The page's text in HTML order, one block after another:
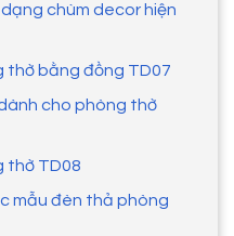
chùm decor hiện
thờ bằng đồng TD07
cho phòng thờ
thờ TD08
mẫu đèn thả phòng